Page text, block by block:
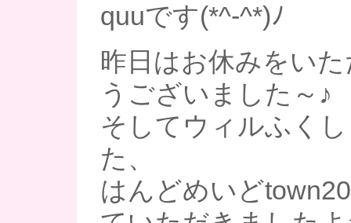
quuです(*^-^*)ﾉ
昨日はお休みをい
うございました～♪
そしてウィルふく
た、
はんどめいど